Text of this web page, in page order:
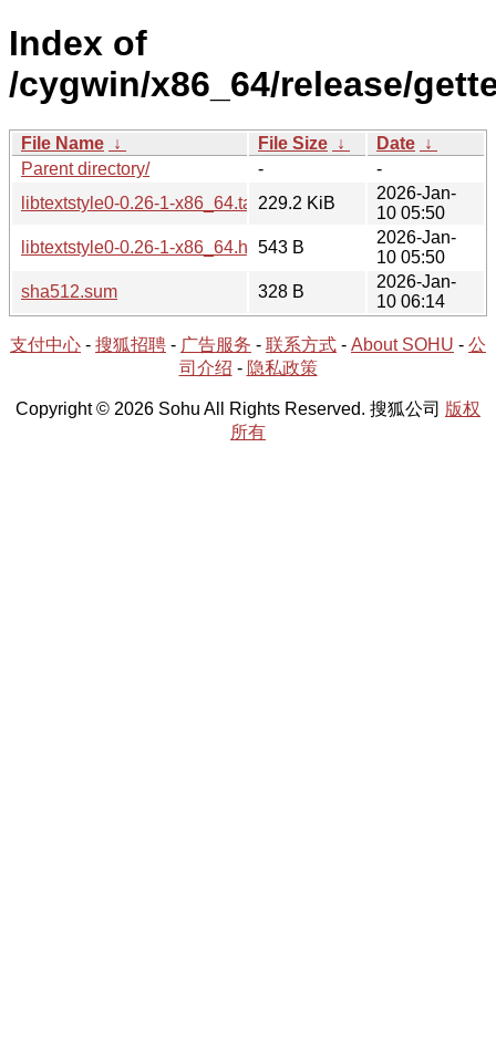
Index of
/cygwin/x86_64/release/
File Name ↓ File Size ↓ Date ↓
Parent directory/
-
-
libtextstyle0-0.26-1-x86_64.tar.xz229.2 KiB
2026-Jan-
10 05:50
libtextstyle0-0.26-1-x86_64.hint543 B
2026-Jan-
10 05:50
sha512.sum
328 B
2026-Jan-
10 06:14
支付中心 - 搜狐招聘 - 广告服务 - 联系方式 - About SOHU - 公
司介绍 - 隐私政策
Copyright © 2026 Sohu All Rights Reserved. 搜狐公司 版权
所有